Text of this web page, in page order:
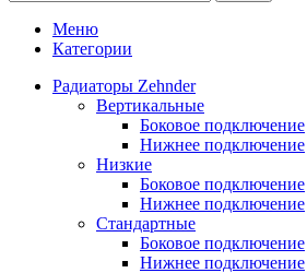
Меню
Категории
Радиаторы Zehnder
Вертикальные
Боковое подключение
Нижнее подключение
Низкие
Боковое подключение
Нижнее подключение
Стандартные
Боковое подключение
Нижнее подключение